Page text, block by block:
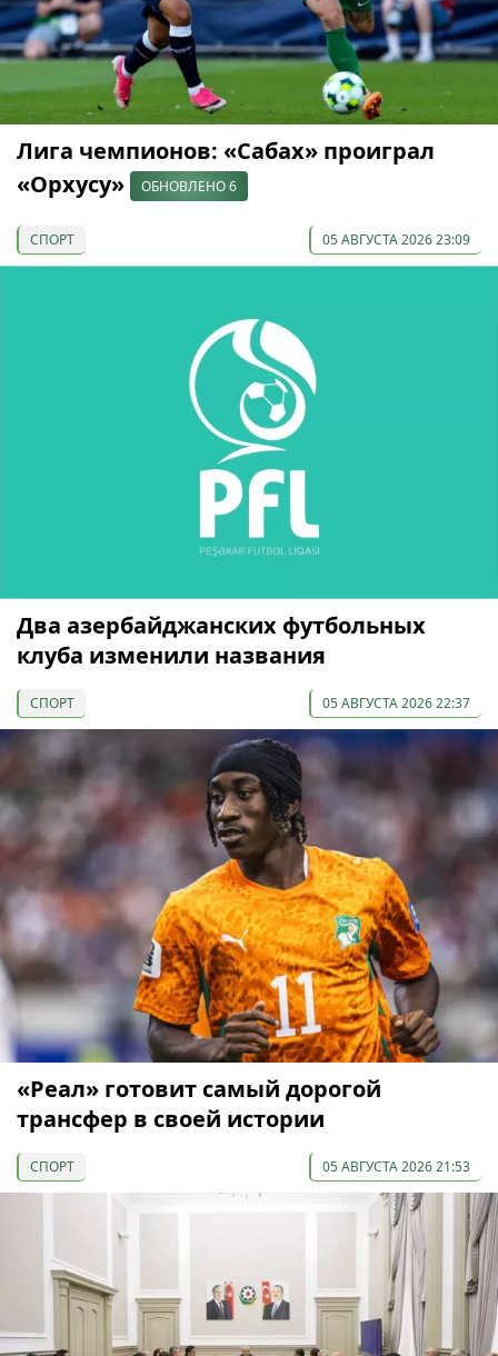
Лига чемпионов: «Сабах» проиграл
«Орхусу»
ОБНОВЛЕНО 6
СПОРТ 05 АВГУСТА 2026 23:09
Два азербайджанских футбольных
клуба изменили названия
СПОРТ 05 АВГУСТА 2026 22:37
«Реал» готовит самый дорогой
трансфер в своей истории
СПОРТ 05 АВГУСТА 2026 21:53